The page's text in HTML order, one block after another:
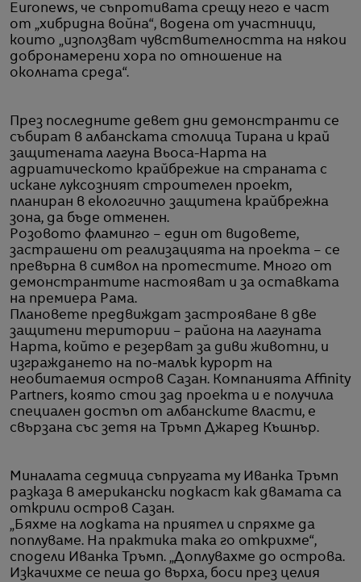
Euronews, че съпротивата срещу него е част
от „хибридна война“, водена от участници,
които „използват чувствителността на някои
добронамерени хора по отношение на
околната среда“.
През последните девет дни демонстранти се
събират в албанската столица Тирана и край
защитената лагуна Вьоса-Нарта на
адриатическото крайбрежие на страната с
искане луксозният строителен проект,
планиран в екологично защитена крайбрежна
зона, да бъде отменен.
Розовото фламинго – един от видовете,
застрашени от реализацията на проекта – се
превърна в символ на протестите. Много от
демонстрантите настояват и за оставката
на премиера Рама.
Плановете предвиждат застрояване в две
защитени територии – района на лагуната
Нарта, който е резерват за диви животни, и
изграждането на по-малък курорт на
необитаемия остров Сазан. Компанията Affinity
Partners, която стои зад проекта и е получила
специален достъп от албанските власти, е
свързана със зетя на Тръмп Джаред Къшнър.
Миналата седмица съпругата му Иванка Тръмп
разказа в американски подкаст как двамата са
открили остров Сазан.
„Бяхме на лодката на приятел и спряхме да
поплуваме. На практика така го открихме“,
сподели Иванка Тръмп. „Доплувахме до острова.
Изкачихме се пеша до върха, боси през целия